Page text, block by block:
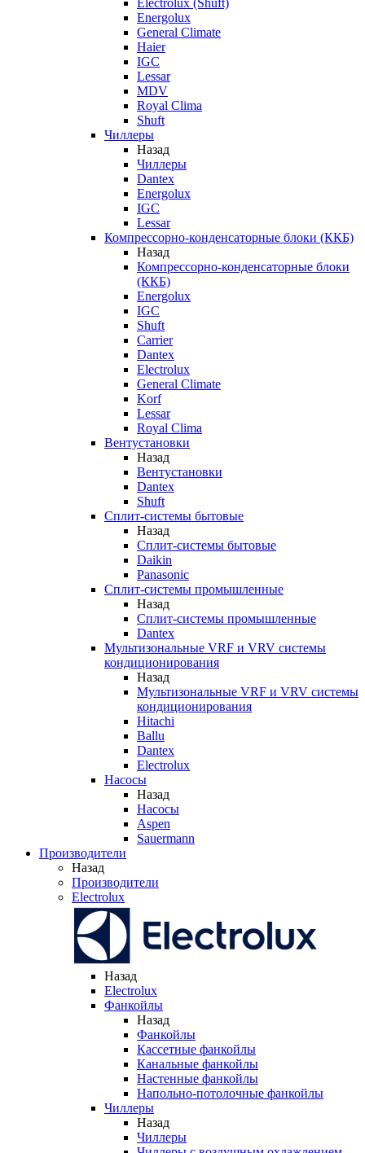
Electrolux (Shuft)
Energolux
General Climate
Haier
IGC
Lessar
MDV
Royal Clima
Shuft
Чиллеры
Назад
Чиллеры
Dantex
Energolux
IGC
Lessar
Компрессорно-конденсаторные блоки (ККБ)
Назад
Компрессорно-конденсаторные блоки
(ККБ)
Energolux
IGC
Shuft
Carrier
Dantex
Electrolux
General Climate
Korf
Lessar
Royal Clima
Вентустановки
Назад
Вентустановки
Dantex
Shuft
Сплит-системы бытовые
Назад
Сплит-системы бытовые
Daikin
Panasonic
Сплит-системы промышленные
Назад
Сплит-системы промышленные
Dantex
Мультизональные VRF и VRV системы
кондиционирования
Назад
Мультизональные VRF и VRV системы
кондиционирования
Hitachi
Ballu
Dantex
Electrolux
Насосы
Назад
Насосы
Aspen
Sauermann
Производители
Назад
Производители
Electrolux
Назад
Electrolux
Фанкойлы
Назад
Фанкойлы
Кассетные фанкойлы
Канальные фанкойлы
Настенные фанкойлы
Напольно-потолочные фанкойлы
Чиллеры
Назад
Чиллеры